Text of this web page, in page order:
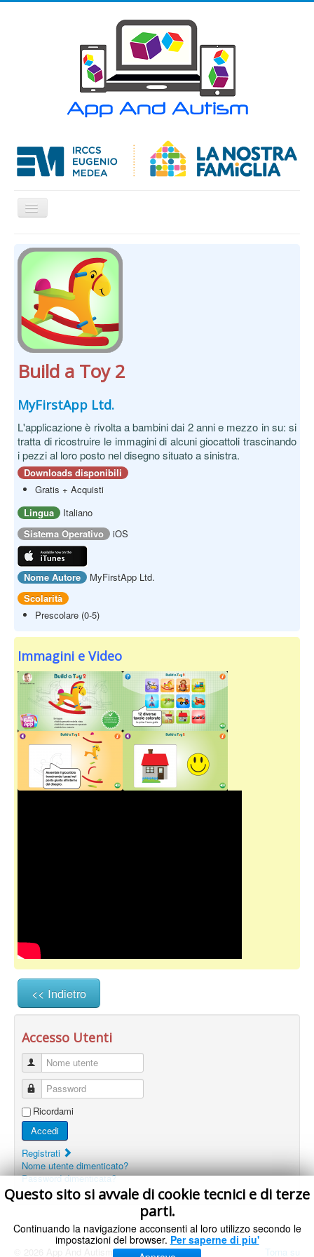
Cambia
navigazione
Articoli
Contatti
Build a Toy 2
MyFirstApp Ltd.
L'applicazione è rivolta a bambini dai 2 anni e mezzo in su: si
tratta di ricostruire le immagini di alcuni giocattoli trascinando
i pezzi al loro posto nel disegno situato a sinistra.
Downloads disponibili
Gratis + Acquisti
Lingua
Italiano
Sistema Operativo
iOS
Nome Autore
MyFirstApp Ltd.
Scolarità
Prescolare (0-5)
Immagini e Video
<< Indietro
Accesso Utenti
Nome utente
Password
Ricordami
Accedi
Registrati
Nome utente dimenticato?
Password dimenticata?
Questo sito si avvale di cookie tecnici e di terze
parti.
Continuando la navigazione acconsenti al loro utilizzo secondo le
impostazioni del browser. Per saperne di piu'
Torna su